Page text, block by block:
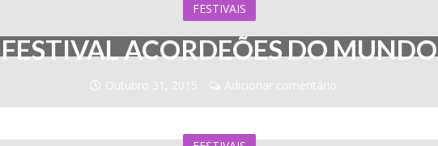
FESTIVAIS
FESTIVAL ACORDEÕES DO MUNDO
Outubro 31, 2015 Adicionar comentário